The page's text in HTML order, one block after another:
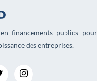
financements publics pour
des entreprises.